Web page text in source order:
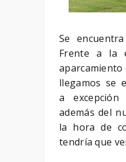
Se
Frente a la
aparcamiento
llegamos se
a
además del
la hora de
tendría que